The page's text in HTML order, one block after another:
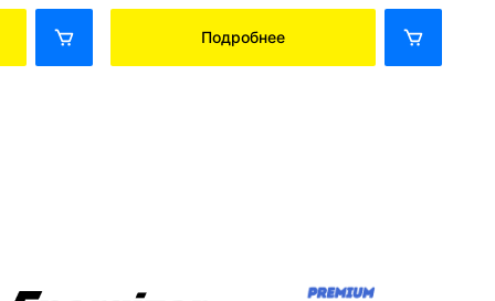
Подробнее